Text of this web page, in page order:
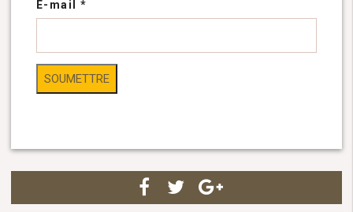
E-mail *